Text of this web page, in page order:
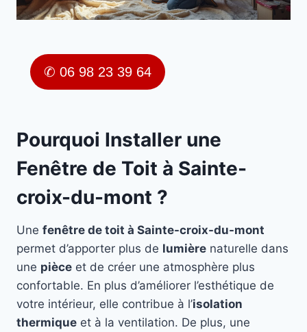
✆ 06 98 23 39 64
Pourquoi Installer une
Fenêtre de Toit à Sainte-
croix-du-mont ?
Une fenêtre de toit à Sainte-croix-du-mont
permet d’apporter plus de lumière naturelle dans
une pièce et de créer une atmosphère plus
confortable. En plus d’améliorer l’esthétique de
votre intérieur, elle contribue à l’isolation
thermique et à la ventilation. De plus, une